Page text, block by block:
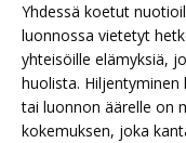
Yhdessä koetut
luonnossa vietetyt
yhteisöille elämyksiä,
huolista.
tai luonnon äärelle on
kokemuksen, joka